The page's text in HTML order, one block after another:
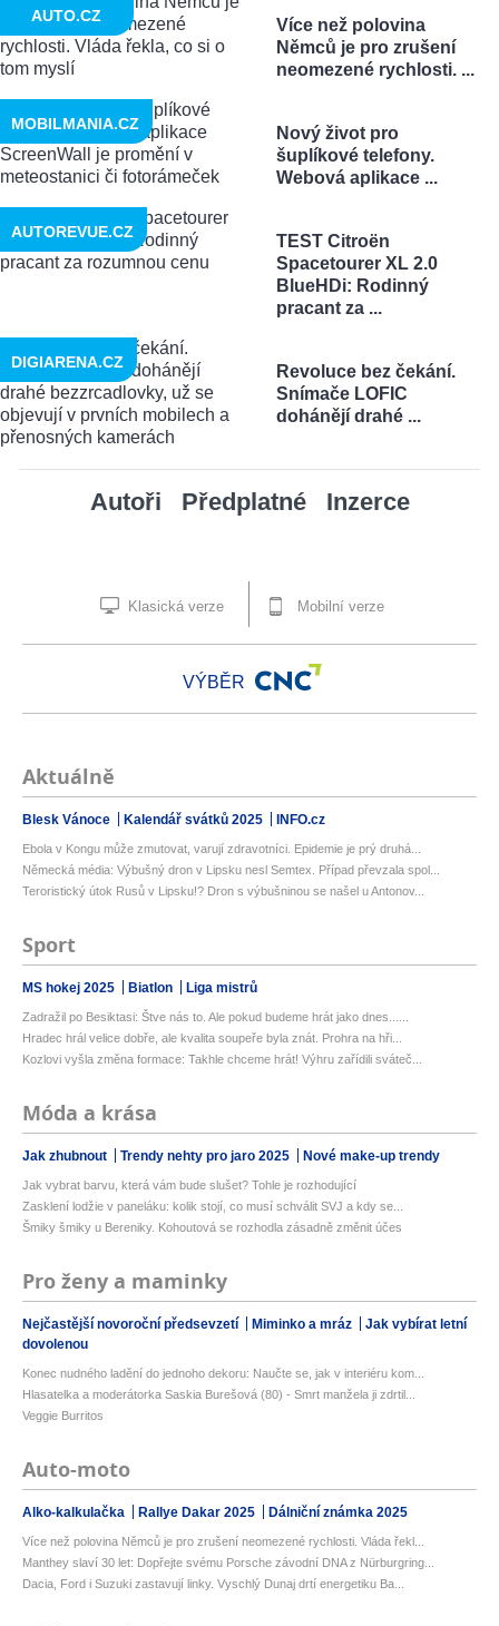
Více než polovina
Němců je pro zrušení
neomezené rychlosti. ...
AUTO.CZ
Nový život pro
šuplíkové telefony.
Webová aplikace ...
MOBILMANIA.CZ
TEST Citroën
Spacetourer XL 2.0
BlueHDi: Rodinný
pracant za ...
AUTOREVUE.CZ
Revoluce bez čekání.
Snímače LOFIC
dohánějí drahé ...
DIGIARENA.CZ
Autoři Předplatné Inzerce
Klasická verze Mobilní verze
VÝBĚR
Aktuálně
Blesk Vánoce Kalendář svátků 2025 INFO.cz
Ebola v Kongu může zmutovat, varují zdravotníci. Epidemie je prý druhá...
Německá média: Výbušný dron v Lipsku nesl Semtex. Případ převzala spol...
Teroristický útok Rusů v Lipsku!? Dron s výbušninou se našel u Antonov...
Sport
MS hokej 2025 Biatlon Liga mistrů
Zadražil po Besiktasi: Štve nás to. Ale pokud budeme hrát jako dnes......
Hradec hrál velice dobře, ale kvalita soupeře byla znát. Prohra na hři...
Kozlovi vyšla změna formace: Takhle chceme hrát! Výhru zařídili sváteč...
Móda a krása
Jak zhubnout Trendy nehty pro jaro 2025 Nové make-up trendy
Jak vybrat barvu, která vám bude slušet? Tohle je rozhodující
Zasklení lodžie v paneláku: kolik stojí, co musí schválit SVJ a kdy se...
Šmiky šmiky u Bereniky. Kohoutová se rozhodla zásadně změnit účes
Pro ženy a maminky
Nejčastější novoroční předsevzetí Miminko a mráz
Jak vybírat letní
dovolenou
Konec nudného ladění do jednoho dekoru: Naučte se, jak v interiéru kom...
Hlasatelka a moderátorka Saskia Burešová (80) - Smrt manžela ji zdrtil...
Veggie Burritos
Auto-moto
Alko-kalkulačka Rallye Dakar 2025 Dálniční známka 2025
Více než polovina Němců je pro zrušení neomezené rychlosti. Vláda řekl...
Manthey slaví 30 let: Dopřejte svému Porsche závodní DNA z Nürburgring...
Dacia, Ford i Suzuki zastavují linky. Vyschlý Dunaj drtí energetiku Ba...